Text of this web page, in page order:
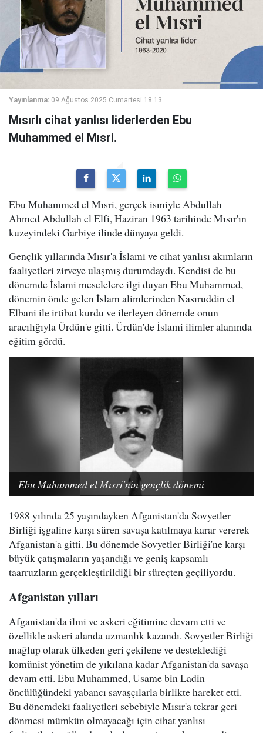
Yayınlanma: 09 Ağustos 2025 Cumartesi 18:13
Mısırlı cihat yanlısı liderlerden Ebu
Muhammed el Mısri.
Ebu Muhammed el Mısri, gerçek ismiyle Abdullah
Ahmed Abdullah el Elfi, Haziran 1963 tarihinde Mısır'ın
kuzeyindeki Garbiye ilinde dünyaya geldi.
Gençlik yıllarında Mısır'a İslami ve cihat yanlısı akımların
faaliyetleri zirveye ulaşmış durumdaydı. Kendisi de bu
dönemde İslami meselelere ilgi duyan Ebu Muhammed,
dönemin önde gelen İslam alimlerinden Nasıruddin el
Elbani ile irtibat kurdu ve ilerleyen dönemde onun
aracılığıyla Ürdün'e gitti. Ürdün'de İslami ilimler alanında
eğitim gördü.
Ebu Muhammed el Mısri'nin gençlik dönemi
1988 yılında 25 yaşındayken Afganistan'da Sovyetler
Birliği işgaline karşı süren savaşa katılmaya karar vererek
Afganistan'a gitti. Bu dönemde Sovyetler Birliği'ne karşı
büyük çatışmaların yaşandığı ve geniş kapsamlı
taarruzların gerçekleştirildiği bir süreçten geçiliyordu.
Afganistan yılları
Afganistan'da ilmi ve askeri eğitimine devam etti ve
özellikle askeri alanda uzmanlık kazandı. Sovyetler Birliği
mağlup olarak ülkeden geri çekilene ve desteklediği
komünist yönetim de yıkılana kadar Afganistan'da savaşa
devam etti. Ebu Muhammed, Usame bin Ladin
öncülüğündeki yabancı savaşçılarla birlikte hareket etti.
Bu dönemdeki faaliyetleri sebebiyle Mısır'a tekrar geri
dönmesi mümkün olmayacağı için cihat yanlısı